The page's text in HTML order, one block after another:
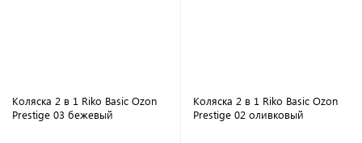
Коляска 2 в 1 Riko Basic Ozon
Prestige 03 бежевый
Коляска 2 в 1 Riko Basic Ozon
Prestige 02 оливковый